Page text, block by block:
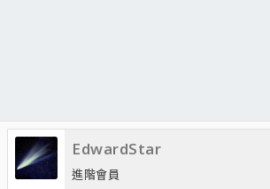
EdwardStar
進階會員